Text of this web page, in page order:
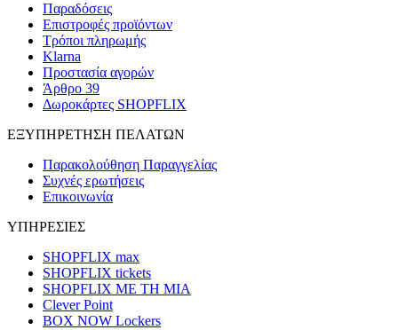
Παραδόσεις
Επιστροφές προϊόντων
Τρόποι πληρωμής
Klarna
Προστασία αγορών
Άρθρο 39
Δωροκάρτες SHOPFLIX
ΕΞΥΠΗΡΕΤΗΣΗ ΠΕΛΑΤΩΝ
Παρακολούθηση Παραγγελίας
Συχνές ερωτήσεις
Επικοινωνία
ΥΠΗΡΕΣΙΕΣ
SHOPFLIX max
SHOPFLIX tickets
SHOPFLIX ΜΕ ΤΗ ΜΙΑ
Clever Point
BOX NOW Lockers